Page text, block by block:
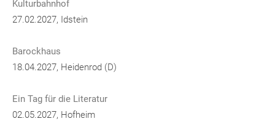
Kulturbahnhof
27.02.2027, Idstein
Barockhaus
18.04.2027, Heidenrod (D)
Ein Tag für die Literatur
02.05.2027, Hofheim